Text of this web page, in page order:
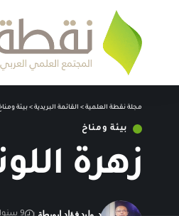
مجلة نقطة العلمية > القائمة البريدية > بيئة
بيئة ومناخ
زهرة